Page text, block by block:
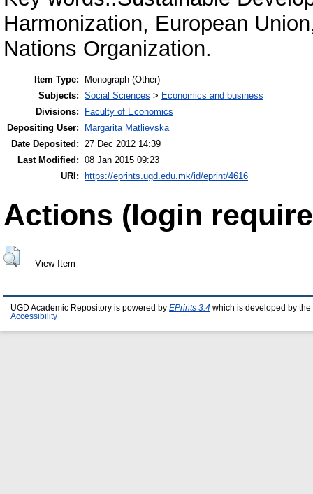
Harmonization, European
Nations Organization.
Item Type:
Monograph (Other)
Subjects: Social Sciences > Economics and business
Divisions:
Faculty of Economics
Depositing User:
Margarita Matlievska
Date Deposited: 27 Dec 2012 14:39
Last Modified: 08 Jan 2015 09:23
URI:
https://eprints.ugd.edu.mk/id/eprint/4616
Actions (login
View Item
UGD Academic Repository is powered by EPrints 3.4 which is developed by the
Accessibility